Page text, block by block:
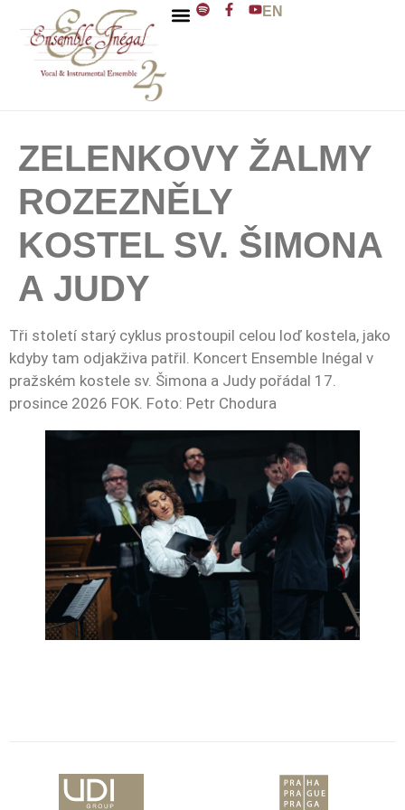
EN
ZELENKOVY ŽALMY
ROZEZNĚLY
KOSTEL SV. ŠIMONA
A JUDY
Tři století starý cyklus prostoupil celou loď kostela, jako
kdyby tam odjakživa patřil. Koncert Ensemble Inégal v
pražském kostele sv. Šimona a Judy pořádal 17.
prosince 2026 FOK. Foto: Petr Chodura